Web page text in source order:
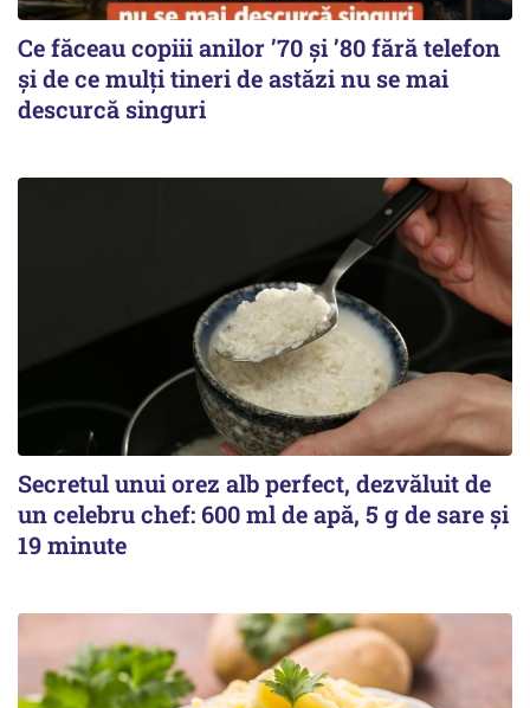
Ce făceau copiii anilor ’70 și ’80 fără telefon
și de ce mulți tineri de astăzi nu se mai
descurcă singuri
Secretul unui orez alb perfect, dezvăluit de
un celebru chef: 600 ml de apă, 5 g de sare și
19 minute